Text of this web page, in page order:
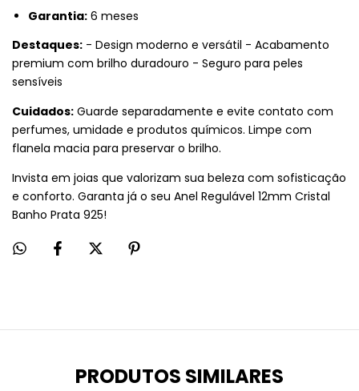
Garantia: 6 meses
Destaques: - Design moderno e versátil - Acabamento
premium com brilho duradouro - Seguro para peles
sensíveis
Cuidados: Guarde separadamente e evite contato com
perfumes, umidade e produtos químicos. Limpe com
flanela macia para preservar o brilho.
Invista em joias que valorizam sua beleza com sofisticação
e conforto. Garanta já o seu Anel Regulável 12mm Cristal
Banho Prata 925!
PRODUTOS SIMILARES